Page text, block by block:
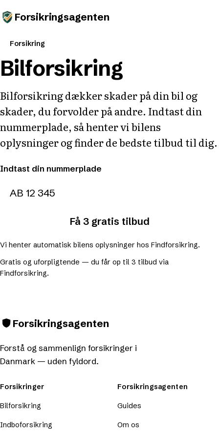
Forsikringsagenten
Forsikring
Bilforsikring
Bilforsikring dækker skader på din bil og
skader, du forvolder på andre. Indtast din
nummerplade, så henter vi bilens
oplysninger og finder de bedste tilbud til dig.
Indtast din nummerplade
Få 3 gratis tilbud
Vi henter automatisk bilens oplysninger hos Findforsikring.
Gratis og uforpligtende — du får op til 3 tilbud via
Findforsikring.
Forsikringsagenten
Forstå og sammenlign forsikringer i
Danmark — uden fyldord.
Forsikringer
Bilforsikring
Indboforsikring
Forsikringsagenten
Guides
Om os